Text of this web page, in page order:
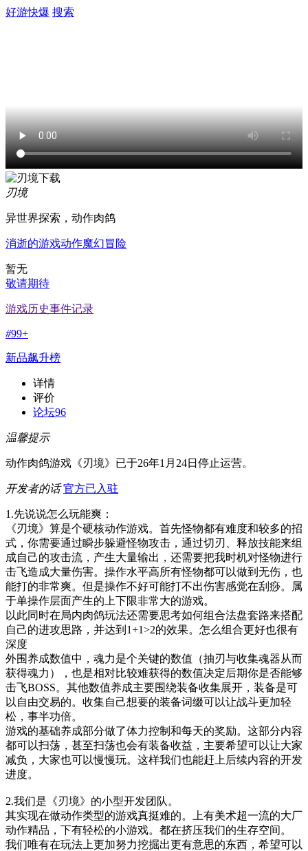
好游快爆 搜索
刃境
异世界探索，动作肉鸽
消逝的游戏动作魔幻冒险
暂无
敬请期待
游戏历史事件记录
#99+
新品飙升榜
详情
评价
论坛96
温馨提示
动作肉鸽游戏《刃境》已于26年1月24日停止运营。
开发者的话 官方已入驻
1.先说说怎么玩能爽：
《刃境》算是个硬核动作游戏。首先怪物都有难度和较多的招
式，你需要通过瞬步躲避怪物攻击，通过切刃、释放技能来组
成自己的攻击流，产生大量输出，还需要把我时机对怪物进行
击飞造成大量伤害。操作水平高所有怪物都可以做到无伤，也
能打的非常爽。但是操作不好可能打不出伤害感觉在刮痧。属
于单操作层面产生的上下限非常大的游戏。
以此同时在局内肉鸽玩法还需要思考如何组合法盘套路来搭配
自己的进攻思路，并达到1+1>2的效果。怎么组合更好也很有
深度
外围养成数值中，魂力是个关键的数值（抽刃与收集魂器从而
获得魂力），也是相对比较难获得的数值决定后期你是否能够
击飞BOSS。其他数值养成主要围绕装备收集展开，装备是可
以自由交易的。收集自己想要的装备词缀可以让战斗更加轻
松，事半功倍。
游戏的基础养成部分做了体力控制和每天的奖励。这部分内容
都可以扫荡，甚至扫荡也会有装备收益，主要希望可以让大家
减负，大家也可以慢慢玩。这样我们也能赶上后续内容的开发
进度。
2.我们是《刃境》的小型开发团队。
其实现在做动作类型的游戏真挺难的。上有美术超一流的大厂
动作精品，下有轻松的小游戏。都在挤压我们的生存空间。
我们唯有在玩法上更加努力挖掘出更有意思的东西，希望可以